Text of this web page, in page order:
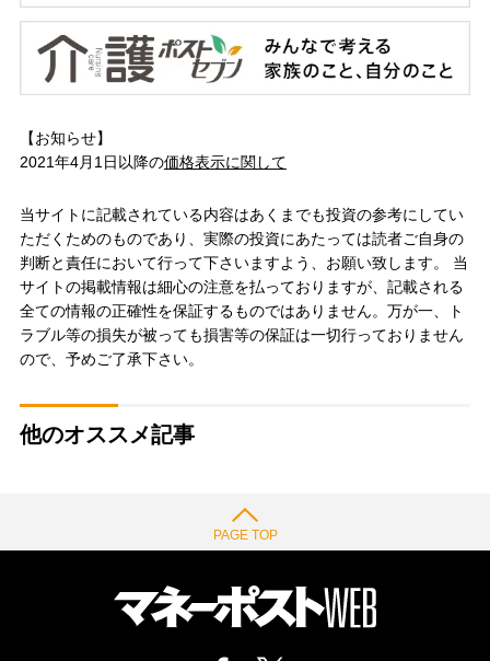
【お知らせ】
2021年4月1日以降の価格表示に関して
当サイトに記載されている内容はあくまでも投資の参考にしてい
ただくためのものであり、実際の投資にあたっては読者ご自身の
判断と責任において行って下さいますよう、お願い致します。 当
サイトの掲載情報は細心の注意を払っておりますが、記載される
全ての情報の正確性を保証するものではありません。万が一、ト
ラブル等の損失が被っても損害等の保証は一切行っておりません
ので、予めご了承下さい。
他のオススメ記事
PAGE TOP